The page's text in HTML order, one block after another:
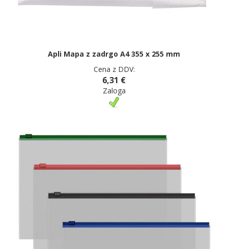
Apli Mapa z zadrgo A4 355 x 255 mm
Cena z DDV:
6,31 €
Zaloga